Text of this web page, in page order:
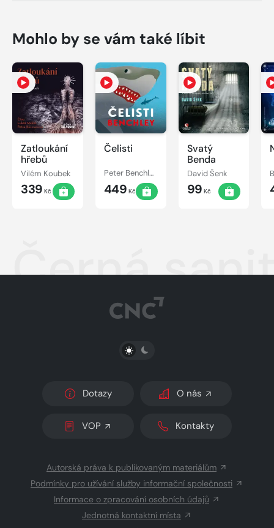
Mohlo by se vám také líbit
Zatloukání
hřebů
Vilém Koubek
339 Kč
Čelisti
Peter Benchley
449 Kč
Svatý
Benda
David Šenk
99 Kč
Černá
PŘEPNOUT SVĚTLÝ/TMAVÝ REŽIM
Dotazy O nás
VOP Kontakty
Autorská práva k publikovaným materiálům
Podmínky pro užívání služby informační společnosti
Informace o zpracování osobních údajů
Jednotná kontaktní místa